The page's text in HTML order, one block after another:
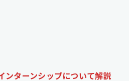
ンターンシップについて解説